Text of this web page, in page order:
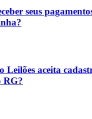
seus
Leilões aceita
RG?